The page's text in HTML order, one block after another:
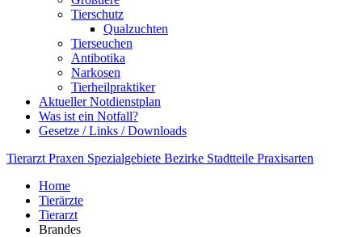
Tierschutz
Qualzuchten
Tierseuchen
Antibotika
Narkosen
Tierheilpraktiker
Aktueller Notdienstplan
Was ist ein Notfall?
Gesetze / Links / Downloads
Tierarzt Praxen Spezialgebiete Bezirke Stadtteile Praxisarten
Home
Tierärzte
Tierarzt
Brandes